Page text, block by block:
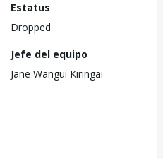
Estatus
Dropped
Jefe del equipo
Jane Wangui Kiringai